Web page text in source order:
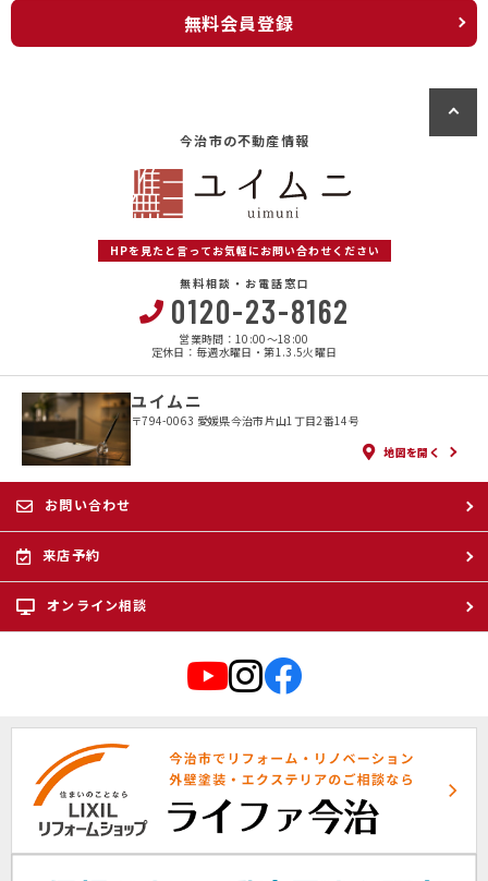
無料会員登録
今治市の不動産情報
HPを見たと言ってお気軽にお問い合わせください
無料相談・お電話窓口
0120-23-8162
営業時間：10:00〜18:00
定休日：毎週水曜日・第1.3.5火曜日
ユイムニ
〒794-0063 愛媛県今治市片山1丁目2番14号
地図を開く
お問い合わせ
来店予約
オンライン相談